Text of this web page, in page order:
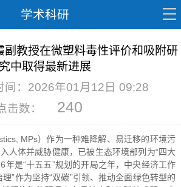
学术科研
副教授在微塑料毒性评价和吸附研
究中取得最新进展
间：2026年01月12日 09:28
击数：
240
MPs）作为一种难降解、易迁移的环境污
人体并威胁健康，已被生态环境部列为“四大
年是“十五五”规划的开局之年，中央经济工作
”作为坚持“双碳”引领、推动全面绿色转型的